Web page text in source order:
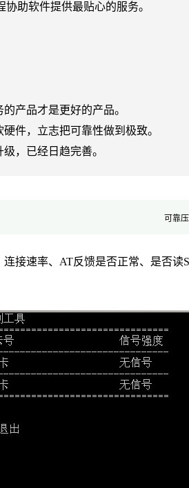
助软件提供最贴心的服务。
产品才是更好的产品。
件，立志把可靠性做到极致。
，已经日趋完善。
可靠
接速率、AT反馈是否正常、是否读